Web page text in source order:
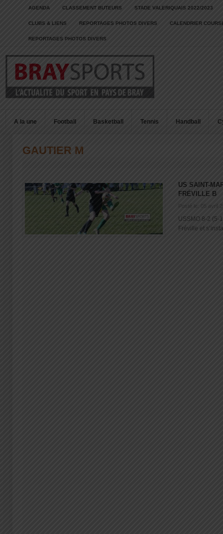
AGENDA CLASSEMENT BUTEURS STADE VALERIQUAIS 2022/2023
CLUBS & LIENS REPORTAGES PHOTOS DIVERS CALENDRIER
REPORTAGES PHOTOS DIVERS
A la une Football Basketball Tennis Handball
GAUTIER M
US SAINT-
FRÉVILLE B
Posté le: 05 avril
USSMO 8-2 (5-
Fréville et